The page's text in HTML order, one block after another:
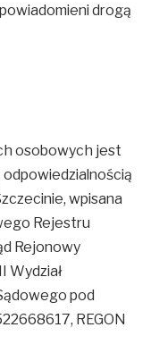
drogą
osobowych jest
wpisana
Rejestru
Rejonowy
Wydział
pod
REGON